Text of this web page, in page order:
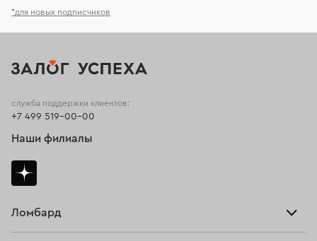
*для новых подписчиков
Ломбард
служба поддержки клиентов:
+7 499 519-00-00
Наши филиалы